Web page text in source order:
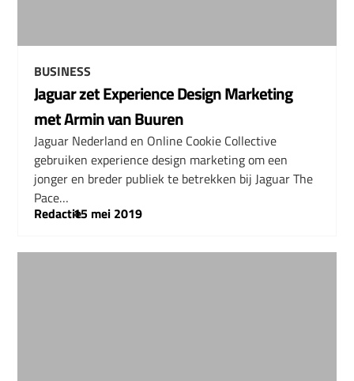
BUSINESS
Jaguar zet Experience Design Marketing
met Armin van Buuren
Jaguar Nederland en Online Cookie Collective
gebruiken experience design marketing om een
jonger en breder publiek te betrekken bij Jaguar The
Pace…
Redactie
–
15 mei 2019